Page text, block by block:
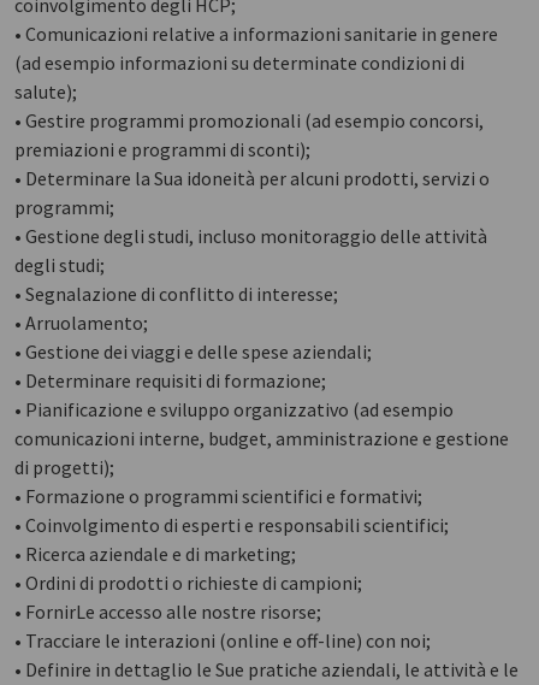
coinvolgimento degli HCP;
• Comunicazioni relative a informazioni sanitarie in genere
(ad esempio informazioni su determinate condizioni di
salute);
• Gestire programmi promozionali (ad esempio concorsi,
premiazioni e programmi di sconti);
• Determinare la Sua idoneità per alcuni prodotti, servizi o
programmi;
• Gestione degli studi, incluso monitoraggio delle attività
degli studi;
• Segnalazione di conflitto di interesse;
• Arruolamento;
• Gestione dei viaggi e delle spese aziendali;
• Determinare requisiti di formazione;
• Pianificazione e sviluppo organizzativo (ad esempio
comunicazioni interne, budget, amministrazione e gestione
di progetti);
• Formazione o programmi scientifici e formativi;
• Coinvolgimento di esperti e responsabili scientifici;
• Ricerca aziendale e di marketing;
• Ordini di prodotti o richieste di campioni;
• FornirLe accesso alle nostre risorse;
• Tracciare le interazioni (online e off-line) con noi;
• Definire in dettaglio le Sue pratiche aziendali, le attività e le